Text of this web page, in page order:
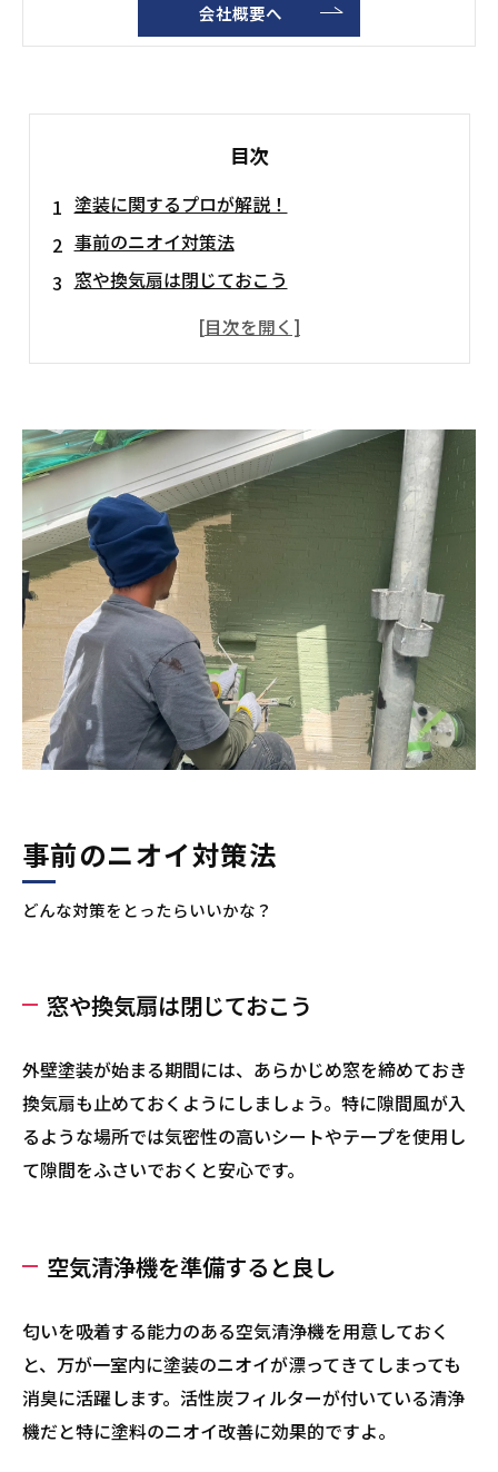
会社概要へ
目次
塗装に関するプロが解説！
事前のニオイ対策法
窓や換気扇は閉じておこう
空気清浄機を準備すると良し
活性炭フィルターを使用
お酢や重曹を使用して消臭を試みる
お酢やレモンの皮を鍋で煮て消臭する
コーヒー豆やお茶の葉っぱを利用する
観葉植物に空気の浄化作用を期待する
家の中の臭い対策は抜かりなく行っておこう！
事前のニオイ対策法
どんな対策をとったらいいかな？
窓や換気扇は閉じておこう
外壁塗装が始まる期間には、あらかじめ窓を締めておき
換気扇も止めておくようにしましょう。特に隙間風が入
るような場所では気密性の高いシートやテープを使用し
て隙間をふさいでおくと安心です。
空気清浄機を準備すると良し
匂いを吸着する能力のある空気清浄機を用意しておく
と、万が一室内に塗装のニオイが漂ってきてしまっても
消臭に活躍します。活性炭フィルターが付いている清浄
機だと特に塗料のニオイ改善に効果的ですよ。